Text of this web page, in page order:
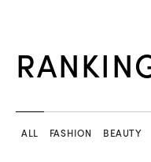
ALL FASHION BEAUTY